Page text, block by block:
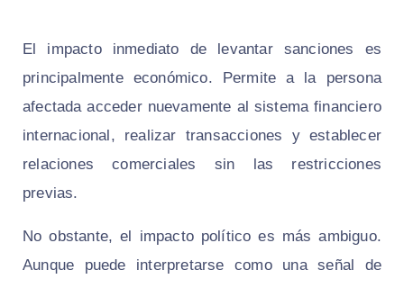
El impacto inmediato de levantar sanciones es
principalmente económico. Permite a la persona
afectada acceder nuevamente al sistema financiero
internacional, realizar transacciones y establecer
relaciones comerciales sin las restricciones
previas.
No obstante, el impacto político es más ambiguo.
Aunque puede interpretarse como una señal de